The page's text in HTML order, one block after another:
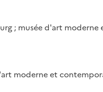
; musée d'art
moderne et